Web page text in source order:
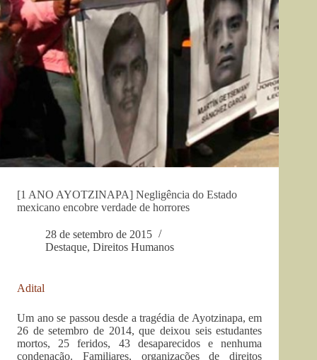
[1 ANO AYOTZINAPA] Negligência do Estado
mexicano encobre verdade de horrores
28 de setembro de 2015
Destaque, Direitos Humanos
Adital
Um ano se passou desde a tragédia de Ayotzinapa, em
26 de setembro de 2014, que deixou seis estudantes
mortos, 25 feridos, 43 desaparecidos e nenhuma
condenação. Familiares, organizações de direitos